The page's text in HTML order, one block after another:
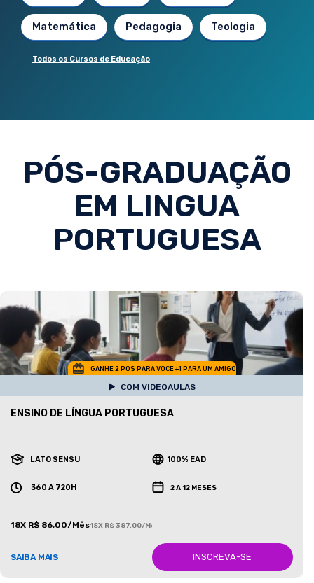
Matemática Pedagogia Teologia
Todos os Cursos de Educação
PÓS-GRADUAÇÃO
EM LINGUA
PORTUGUESA
GANHE 2 POS PARA VOCE +1 PARA UM AMIGO
COM VIDEOAULAS
ENSINO DE LÍNGUA PORTUGUESA
LATO SENSU 100% EAD
360 A 720H 2 A 12 MESES
18X R$ 86,00/Mês18X R$ 387,00/Mês
SAIBA MAIS INSCREVA-SE